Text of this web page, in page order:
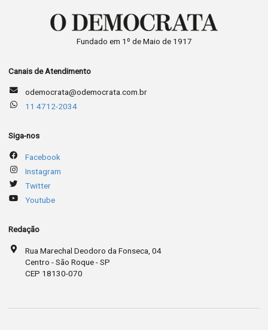
Fundado em 1º de Maio de 1917
Canais de Atendimento
odemocrata@odemocrata.com.br
11 4712-2034
Siga-nos
Facebook
Instagram
Twitter
Youtube
Redação
Rua Marechal Deodoro da Fonseca, 04
Centro - São Roque - SP
CEP 18130-070